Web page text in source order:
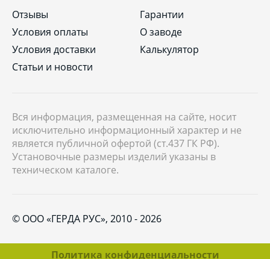
Отзывы
Гарантии
Условия оплаты
О заводе
Условия доставки
Калькулятор
Статьи и новости
Вся информация, размещенная на сайте, носит
исключительно информационный характер и не
является публичной офертой (ст.437 ГК РФ).
Установочные размеры изделий указаны в
техническом каталоге.
© ООО «ГЕРДА РУС», 2010 - 2026
Политика конфиденциальности